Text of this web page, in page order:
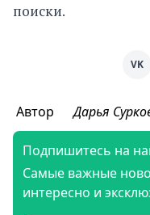
поиски.
VK
Автор Дарья
Подпишитесь на
Самые важные
интересно и